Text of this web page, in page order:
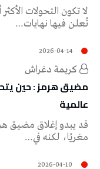
‬تُعلن‭ ‬فيها‭ ‬نهايات‭…
2026-04-14
كريمة‭ ‬دغراش
‬عالمية
‬مغريًا،‭ ‬لكنه‭ ‬في‭…
2026-04-10